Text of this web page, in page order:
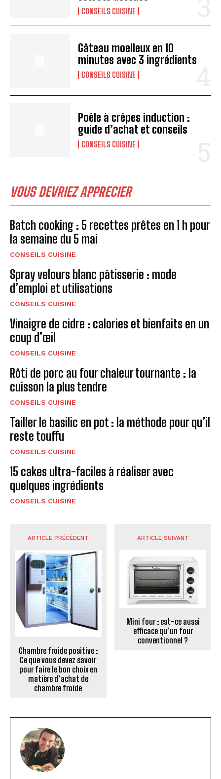
Claye-Souilly : la nouvelle escale
gourmande du chocolat en Île-de-France
CONSEILS CUISINE
Gâteau moelleux en 10
minutes avec 3 ingrédients
CONSEILS CUISINE
Poêle à crêpes induction :
guide d’achat et conseils
CONSEILS CUISINE
VOUS DEVRIEZ APPRECIER
Batch cooking : 5 recettes prêtes en 1 h pour
la semaine du 5 mai
CONSEILS CUISINE
Spray velours blanc pâtisserie : mode
d’emploi et utilisations
CONSEILS CUISINE
Vinaigre de cidre : calories et bienfaits en un
coup d’œil
CONSEILS CUISINE
Rôti de porc au four chaleur tournante : la
cuisson la plus tendre
CONSEILS CUISINE
Tailler le basilic en pot : la méthode pour qu’il
reste touffu
CONSEILS CUISINE
15 cakes ultra-faciles à réaliser avec
quelques ingrédients
CONSEILS CUISINE
ARTICLE PRÉCÉDENT
Chambre froide positive :
Ce que vous devez savoir
pour faire le bon choix en
matière d’achat de
chambre froide
ARTICLE SUIVANT
Mini four : est-ce aussi
efficace qu’un four
conventionnel ?